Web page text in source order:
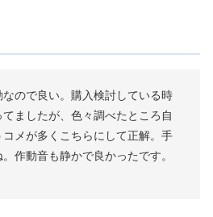
ので良い。購入検討している時
ましたが、色々調べたところ自
メが多くこちらにして正解。手
作動音も静かで良かったです。